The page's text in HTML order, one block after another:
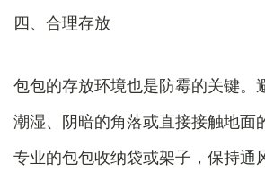
四、合理存放
包包的存放环境也是防霉的关键。
潮湿、阴暗的角落或直接接触地面
专业的包包收纳袋或架子，保持通